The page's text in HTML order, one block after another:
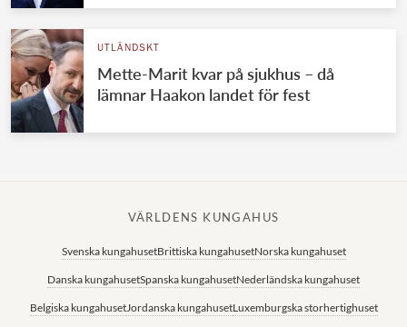
UTLÄNDSKT
Mette-Marit kvar på sjukhus – då
lämnar Haakon landet för fest
VÄRLDENS KUNGAHUS
Svenska kungahusetBrittiska kungahusetNorska kungahuset
Danska kungahusetSpanska kungahusetNederländska kungahuset
Belgiska kungahusetJordanska kungahusetLuxemburgska storhertighuset